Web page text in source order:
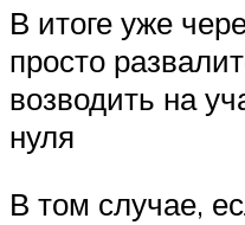
В итоге уже
просто
возводить на
нуля
В том случае,